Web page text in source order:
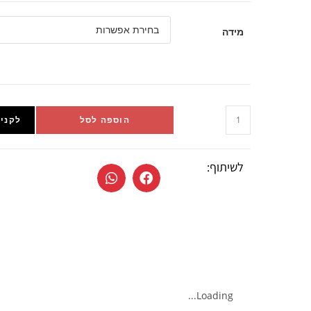
מידה
הוספה לסל
לשיתוף:
Loading...